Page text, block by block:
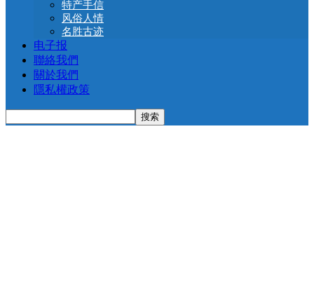
特产手信
风俗人情
名胜古迹
电子报
聯絡我們
關於我們
隱私權政策